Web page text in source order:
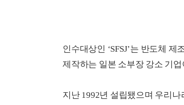
인수대상인 ‘SFSJ’는 반도체
제작하는 일본 소부장 강소 기업
지난 1992년 설립됐으며 우리